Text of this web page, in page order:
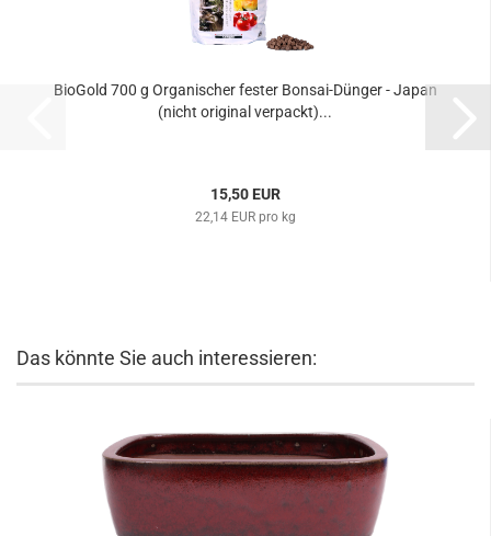
BioGold 700 g Organischer fester Bonsai-Dünger - Japan
(nicht original verpackt)...
15,50 EUR
22,14 EUR pro kg
Das könnte Sie auch interessieren: